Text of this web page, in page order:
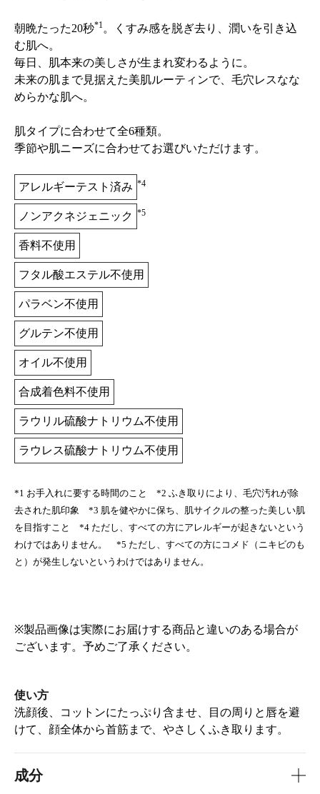
成分
朝晩たった20秒*1 。くすみ感を脱ぎ去り、潤いを引き込
む肌へ。
毎日、肌本来の美しさが生まれ変わるように。
未来の肌まで見据えた美肌ルーティンで、毛穴レスなな
めらかな肌へ。
肌タイプに合わせて全6種類。
季節や肌ニーズに合わせてお選びいただけます。
アレルギーテスト済み *4
ノンアクネジェニック *5
香料不使用
フタル酸エステル不使用
パラベン不使用
グルテン不使用
オイル不使用
合成着色料不使用
ラウリル硫酸ナトリウム不使用
ラウレス硫酸ナトリウム不使用
*1 お手入れに要する時間のこと *2 ふき取りにより、毛穴汚れが除
去された肌印象 *3 肌を健やかに保ち、肌サイクルの整った美しい肌
を目指すこと *4 ただし、すべての方にアレルギーが起きないという
わけではありません。 *5 ただし、すべての方にコメド（ニキビのも
と）が発生しないというわけではありません。
※製品画像は実際にお届けする商品と違いのある場合が
ございます。予めご了承ください。
使い方
洗顔後、コットンにたっぷり含ませ、目の周りと唇を避
けて、顔全体から首筋まで、やさしくふき取ります。